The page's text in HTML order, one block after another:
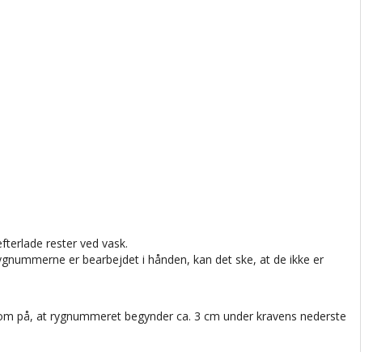
rester ved vask.
er bearbejdet i hånden, kan det ske, at de ikke er
på, at rygnummeret begynder ca. 3 cm under kravens nederste